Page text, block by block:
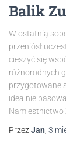
Balik
W ostatnią
przeniósł
cieszyć się
różnorodnych
przygotowane
idealnie
Namiestnictwo
Przez Jan 3